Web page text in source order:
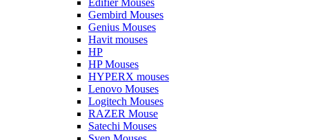
Edifier Mouses
Gembird Mouses
Genius Mouses
Havit mouses
HP
HP Mouses
HYPERX mouses
Lenovo Mouses
Logitech Mouses
RAZER Mouse
Satechi Mouses